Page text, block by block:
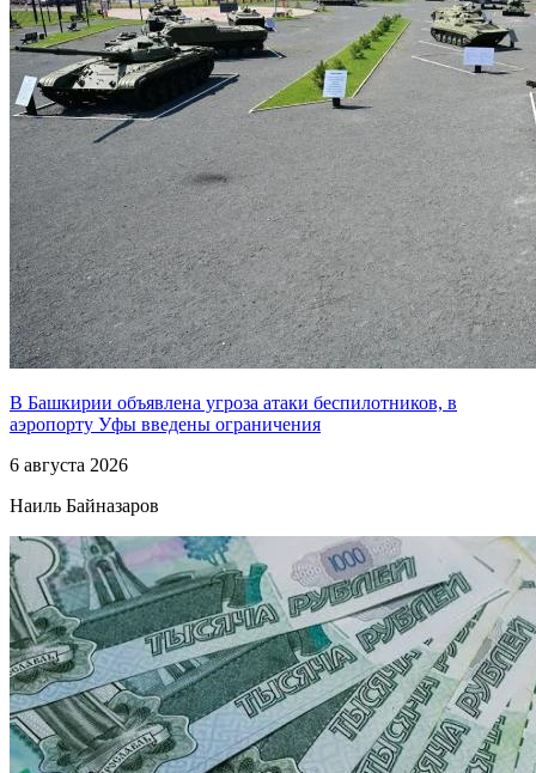
В Башкирии объявлена угроза атаки беспилотников, в
аэропорту Уфы введены ограничения
6 августа 2026
Наиль Байназаров